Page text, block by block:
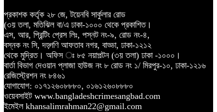
প্রকাশক কর্তৃক ২৮ জে, টয়েনবি সার্কুলার রোড
(৩য় তলা, মতিঝিল বা/এ ঢাকা-১০০০ থেকে প্রকাশিত।
এস, আর, প্রিন্টিং প্রেস লিঃ, পস্নট নং-৯, রোড নং-৪,
বস্নক নং সি, দড়্গণি আফতাব নগর, বাড্ডা, ঢাকা-১২১২
থেকে মুদ্রিত। অফিস ঃ ৮৫ নয়াপল্টন (৩য় তলা) ঢাকা -১০০০।
বার্তা বিভাগ দেওয়ান প্লাজা হাউজ নং ৮ রোড নং ১/ মিরপুর-১০, ঢাকা-১২১৬
রেজিস্ট্রেশন নং ৮৪৬১
যোগাযোগ: ০১৭১২৬০৮৮৮০, ০১৬১২৬০৮৮৮০
ওয়েবসাইট www.bangladeshcrimesangbad.com
ইমেইল khansalimrahman22@gmail.com